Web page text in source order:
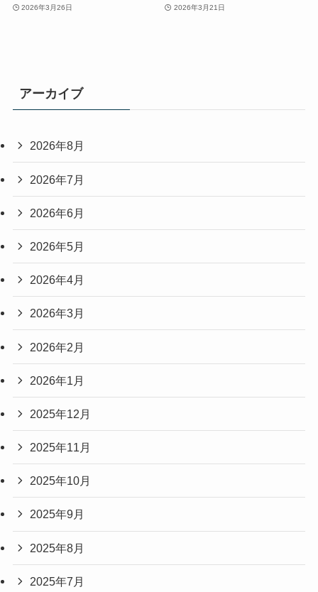
2026年3月26日 2026年3月21日
アーカイブ
2026年8月
2026年7月
2026年6月
2026年5月
2026年4月
2026年3月
2026年2月
2026年1月
2025年12月
2025年11月
2025年10月
2025年9月
2025年8月
2025年7月